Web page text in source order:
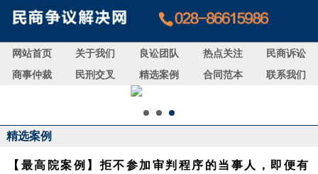
网站首页 关于我们 良讼团队 热点关注
民商诉讼
商事仲裁
民刑交叉 精选案例 合同范本 联系我们
精选案例
【最高院案例】拒不参加审判程序的当事人，即便有